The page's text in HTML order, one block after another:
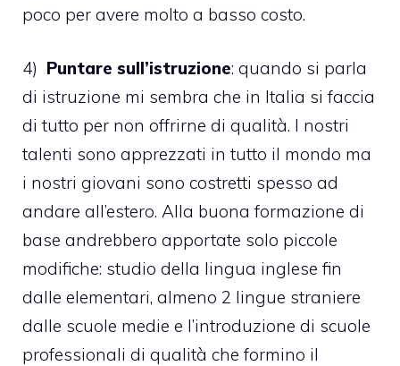
poco per avere molto a basso costo.
4) Puntare sull’istruzione: quando si parla
di istruzione mi sembra che in Italia si faccia
di tutto per non offrirne di qualità. I nostri
talenti sono apprezzati in tutto il mondo ma
i nostri giovani sono costretti spesso ad
andare all’estero. Alla buona formazione di
base andrebbero apportate solo piccole
modifiche: studio della lingua inglese fin
dalle elementari, almeno 2 lingue straniere
dalle scuole medie e l’introduzione di scuole
professionali di qualità che formino il